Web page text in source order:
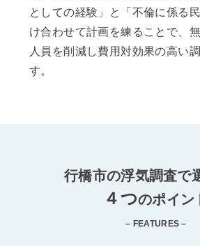
としての経験」と「不倫に係る
け合わせて計画を練ることで、
人員を削減し費用対効果の高い
す。
行橋市の浮気調査で
４つのポイン
– FEATURES –